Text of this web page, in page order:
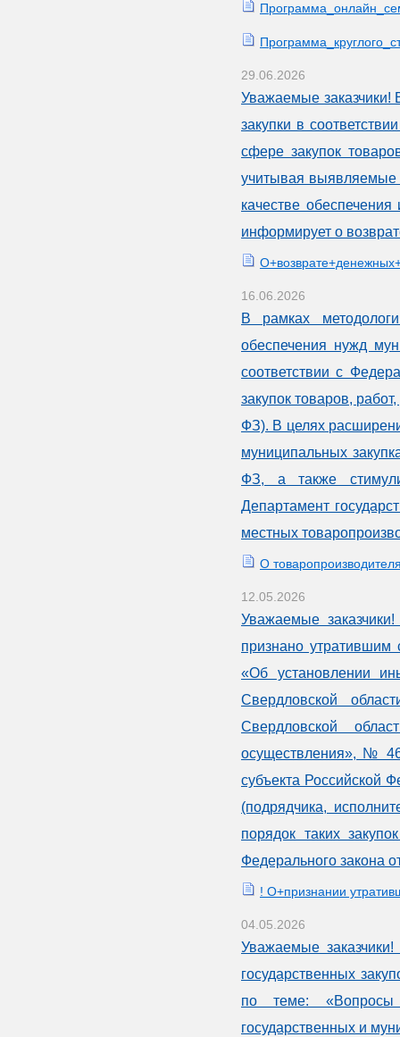
29.06.2026
Уважаемые заказчики!
закупки в
сфере закупок
учитывая выявляемые
качестве
информирует о
16.06.2026
В рамках
обеспечения нужд
соответствии с
закупок товаров,
ФЗ). В целях
муниципальных
ФЗ, а также
Департамент
местных
О
12.05.2026
Уважаемые
признано
«Об установлении
Свердловской
Свердловской
осуществления», №
субъекта Российской
(подрядчика,
порядок таких
Федерального закона
! О+признании
04.05.2026
Уважаемые заказчики!
государственных
по теме: «Вопросы
государственных и